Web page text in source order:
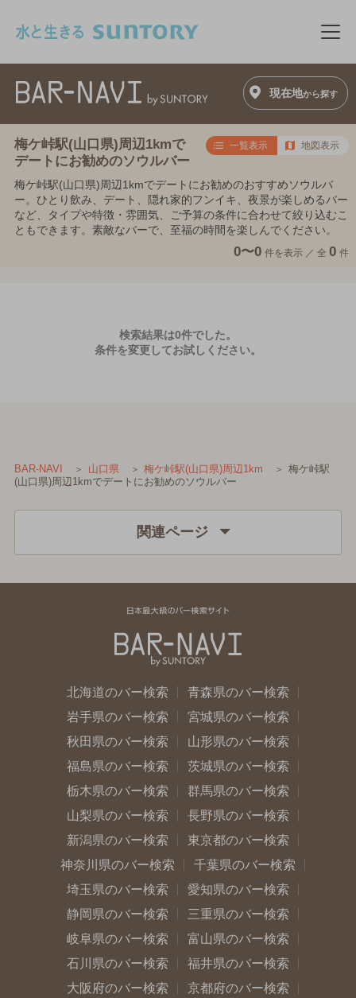
メ
現在地から探す
梅ケ峠駅(山口県)周辺1kmで
デートにお勧めのソウルバー
一覧表示 地図表示
梅ケ峠駅(山口県)周辺1kmでデートにお勧めのおすすめソウルバ
ー。ひとり飲み、デート、隠れ家的フンイキ、夜景が楽しめるバー
など、タイプや特徴・雰囲気、ご予算の条件に合わせて絞り込むこ
ともできます。素敵なバーで、至福の時間を楽しんでください。
0〜0 件を表示 ／ 全 0 件
検索結果は0件でした。
条件を変更してお試しください。
BAR-NAVI 山口県 梅ケ峠駅(山口県)周辺1km
梅ケ峠駅
(山口県)周辺1kmでデートにお勧めのソウルバー
関連ページ
北海道のバー検索
青森県のバー検索
岩手県のバー検索
宮城県のバー検索
秋田県のバー検索
山形県のバー検索
福島県のバー検索
茨城県のバー検索
栃木県のバー検索
群馬県のバー検索
山梨県のバー検索
長野県のバー検索
新潟県のバー検索
東京都のバー検索
神奈川県のバー検索
千葉県のバー検索
埼玉県のバー検索
愛知県のバー検索
静岡県のバー検索
三重県のバー検索
岐阜県のバー検索
富山県のバー検索
石川県のバー検索
福井県のバー検索
大阪府のバー検索
京都府のバー検索